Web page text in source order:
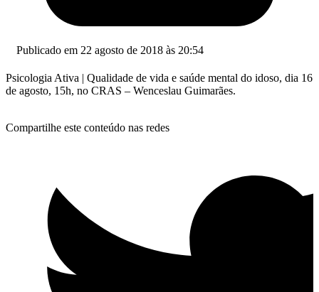
Publicado em 22 agosto de 2018 às 20:54
Psicologia Ativa | Qualidade de vida e saúde mental do idoso, dia 16
de agosto, 15h, no CRAS – Wenceslau Guimarães.
Compartilhe este conteúdo nas redes